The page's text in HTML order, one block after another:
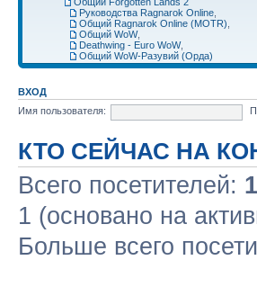
Руководства Ragnarok Online
Общий Ragnarok Online (MOTR)
Общий WoW,
Deathwing - Euro WoW,
Общий WoW-Разувий (Орда)
ВХОД
Имя пользователя:
КТО СЕЙЧАС НА
Всего посетителей: 1
1 (основано на
Больше всего